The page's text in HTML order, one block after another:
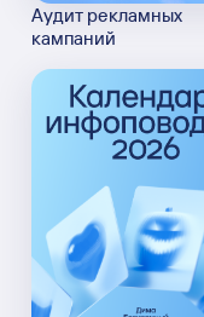
Аудит рекламных
кампаний